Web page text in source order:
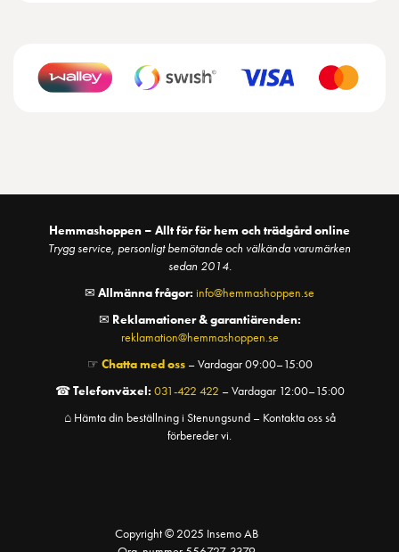
Hemmashoppen – Allt för för hem och trädgård online
Trygg service, personligt bemötande och välkända varumärken
sedan 2014.
✉ Allmänna frågor: info@hemmashoppen.se
✉ Reklamationer & garantiärenden:
reklamation@hemmashoppen.se
☞ Chatta med oss– Vardagar 09:00–15:00
☎Telefonväxel: 031-422 422 – Vardagar 12:00–15:00
⌂ Hämta din beställning i Stenungsund – Kontakta oss så
förbereder vi.
Copyright © 2025 Insemo AB